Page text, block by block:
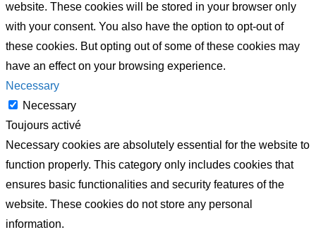
website. These cookies will be stored in your browser only
with your consent. You also have the option to opt-out of
these cookies. But opting out of some of these cookies may
have an effect on your browsing experience.
Necessary
Necessary
Toujours activé
Necessary cookies are absolutely essential for the website to
function properly. This category only includes cookies that
ensures basic functionalities and security features of the
website. These cookies do not store any personal
information.